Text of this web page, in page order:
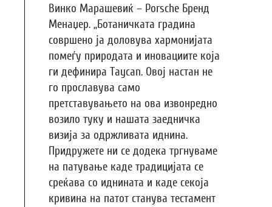
Винко Марашевиќ – Porsche Бренд
Менаџер. „Ботаничката градина
совршено ја доловува хармонијата
помеѓу природата и иновациите која
ги дефинира Taycan. Овој настан не
го прославува само
претставувањето на ова извонредно
возило туку и нашата заедничка
визија за одржливата иднина.
Придружете ни се додека тргнуваме
на патување каде традицијата се
среќава со иднината и каде секоја
кривина на патот станува тестамент